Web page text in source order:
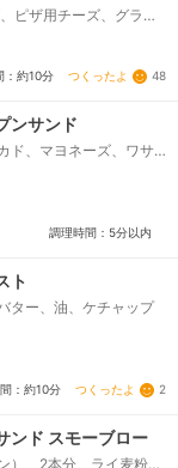
ピザ用チーズ、グラニ
セリ(お好みで)...
：約10分 つくったよ 48
ンサンド
ド、マヨネーズ、ワサ
調理時間：5分以内
ト
ター、油、ケチャップ
：約10分 つくったよ 2
ンド スモーブロー
）、2本分、ライ麦粉